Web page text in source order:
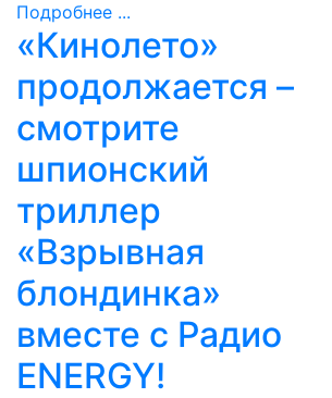
Подробнее ...
«Кинолето»
продолжается –
смотрите
шпионский
триллер
«Взрывная
блондинка»
вместе с Радио
ENERGY!